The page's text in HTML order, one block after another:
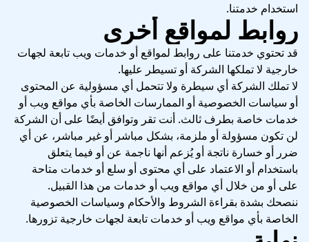
استخدام خدمتنا.
روابط لمواقع أخرى
قد تحتوي خدمتنا على روابط لمواقع أو خدمات ويب تابعة لجهات
خارجية لا تملكها الشركة أو تسيطر عليها.
لا تملك الشركة أي سيطرة ولا تتحمل أي مسؤولية عن المحتوى
أو سياسات الخصوصية أو الممارسات الخاصة بأي مواقع ويب أو
خدمات خاصة بطرف ثالث. أنت تقر وتوافق أيضًا على أن الشركة
لن تكون مسؤولة أو ملزمة، بشكل مباشر أو غير مباشر، عن أي
ضرر أو خسارة ناتجة أو يُزعم أنها ناجمة عن أو فيما يتعلق
باستخدام أو الاعتماد على أي محتوى أو سلع أو خدمات متاحة
على أو من خلال أي مواقع ويب أو خدمات من هذا القبيل.
ننصحك بشدة بقراءة الشروط والأحكام وسياسات الخصوصية
الخاصة بأي مواقع ويب أو خدمات تابعة لجهات خارجية تزورها.